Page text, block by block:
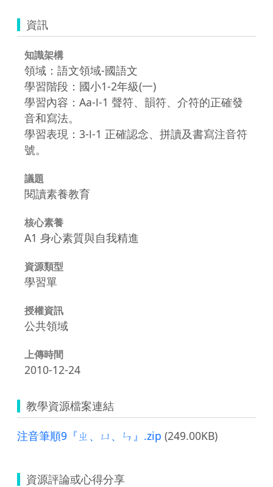
資訊
知識架構
領域：語文領域-國語文
學習階段：國小1-2年級(一)
學習內容：Aa-Ⅰ-1 聲符、韻符、介符的正確發
音和寫法。
學習表現：3-Ⅰ-1 正確認念、拼讀及書寫注音符
號。
議題
閱讀素養教育
核心素養
A1 身心素質與自我精進
資源類型
學習單
授權資訊
公共領域
上傳時間
2010-12-24
教學資源檔案連結
注音筆順9『ㄓ、ㄩ、ㄣ』.zip (249.00KB)
資源評論或心得分享